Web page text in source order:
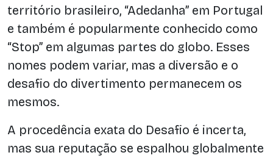
território brasileiro, “Adedanha” em Portugal
e também é popularmente conhecido como
“Stop” em algumas partes do globo. Esses
nomes podem variar, mas a diversão e o
desafio do divertimento permanecem os
mesmos.
A procedência exata do Desafio é incerta,
mas sua reputação se espalhou globalmente